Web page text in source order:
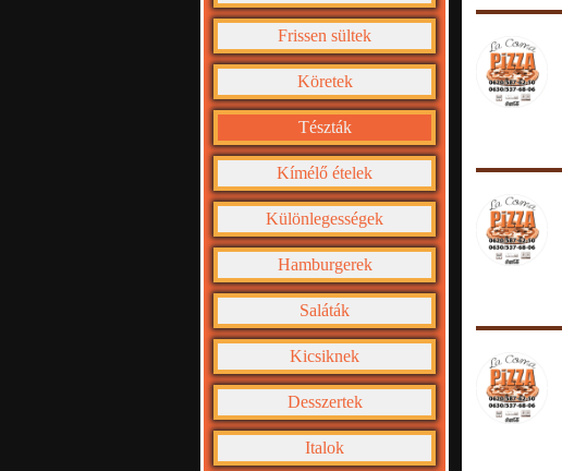
Frissen sültek
Köretek
Tészták
Kímélő ételek
Különlegességek
Hamburgerek
Saláták
Kicsiknek
Desszertek
Italok